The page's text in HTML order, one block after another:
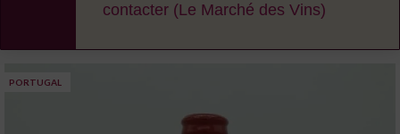
contacter (Le Marché des Vins)
PORTUGAL